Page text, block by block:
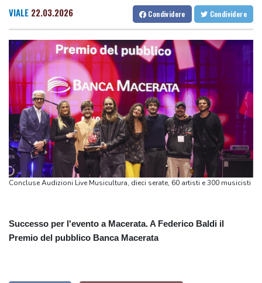
bulgaro
Meloni, grave e vergognoso gesto Cgil a commemorazione
Marcinelle
Codacons, su primo esodo estivo stangata carburanti da 370
milioni
Hillary Clinton critica restyling della Casa Bianca, 'ricorda palazzi
di Saddam Hussein'
Europei di nuoto,Paltrinieri'felice comunque dell'argento,è stata
una bella staffetta'
Europei di nuoto,Paltrinieri'felice comunque dell'argento,è stata
una bella staffetta'
Messico, riparte l'export di avocado verso gli Stati Uniti
VIALE 22.03.2026 Condividere Condividere
Concluse Audizioni Live Musicultura, dieci serate, 60 artisti e 300 musicisti
Successo per l'evento a Macerata. A Federico Baldi il
Premio del pubblico Banca Macerata